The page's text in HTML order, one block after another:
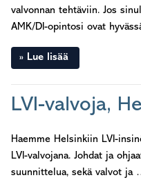
valvonnan tehtäviin. Jos
AMK/DI-opintosi ovat
Lue lisää
LVI-valvoja,
Haemme Helsinkiin LVI-
LVI-valvojana. Johdat ja
suunnittelua, sekä valvot ja